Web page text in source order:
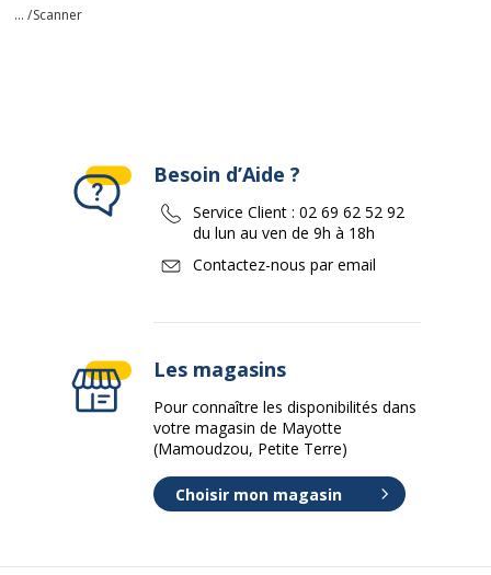
... /Scanner
Besoin d’Aide ?
Service Client : 02 69 62 52 92
du lun au ven de 9h à 18h
Contactez-nous par email
Les magasins
Pour connaître les disponibilités dans
votre magasin de Mayotte
(Mamoudzou, Petite Terre)
Choisir mon magasin